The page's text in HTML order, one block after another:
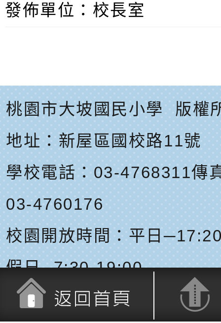
發佈單位：校長室
桃園市大坡國民小學
版權
地址： 新屋區國校路11號
學校電話：03-4768311傳
03-4760176
校園開放時間：平日
假日─7:30-19:00